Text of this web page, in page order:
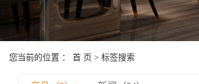
您当前的位置 ： 首 页 > 标签搜索